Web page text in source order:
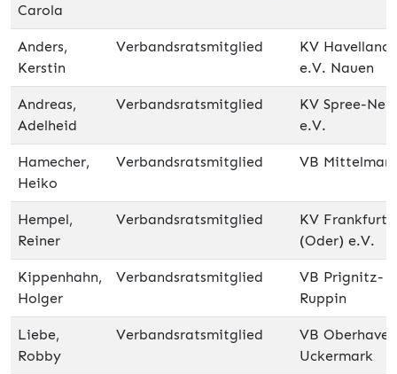
Carola
Anders,
Kerstin
Verbandsratsmitglied
KV Havelland
e.V. Nauen
Andreas,
Adelheid
Verbandsratsmitglied
KV Spree-
e.V.
Hamecher,
Heiko
Verbandsratsmitglied VB Mittelmark
Hempel,
Reiner
Verbandsratsmitglied
KV Frankfurt
(Oder) e.V.
Kippenhahn,
Holger
Verbandsratsmitglied
VB Prignitz-
Ruppin
Liebe,
Robby
Verbandsratsmitglied
VB
Uckermark